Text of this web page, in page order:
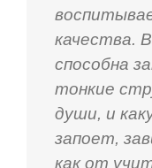
качества.
способна
тонкие
души, и
запоет,
как от